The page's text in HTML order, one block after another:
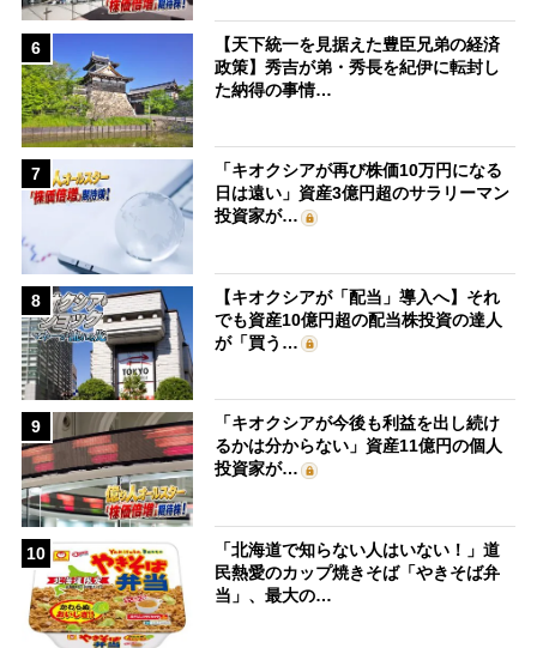
6
【天下統一を見据えた豊臣兄弟の経済
政策】秀吉が弟・秀長を紀伊に転封し
た納得の事情…
7
「キオクシアが再び株価10万円になる
日は遠い」資産3億円超のサラリーマン
投資家が…
8
【キオクシアが「配当」導入へ】それ
でも資産10億円超の配当株投資の達人
が「買う…
9
「キオクシアが今後も利益を出し続け
るかは分からない」資産11億円の個人
投資家が…
10
「北海道で知らない人はいない！」道
民熱愛のカップ焼きそば「やきそば弁
当」、最大の…